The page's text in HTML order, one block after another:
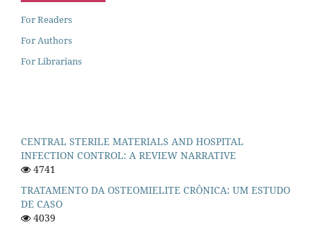
For Readers
For Authors
For Librarians
CENTRAL STERILE MATERIALS AND HOSPITAL
INFECTION CONTROL: A REVIEW NARRATIVE
4741
TRATAMENTO DA OSTEOMIELITE CRÔNICA: UM ESTUDO
DE CASO
4039